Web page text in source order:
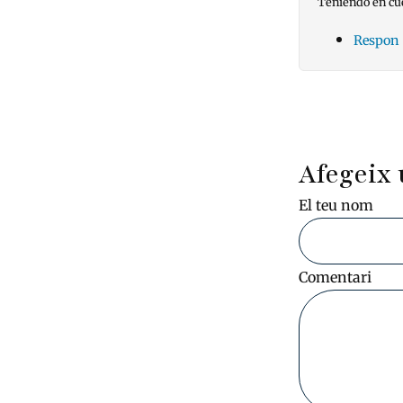
Respon
Afegeix
El teu nom
Comentari